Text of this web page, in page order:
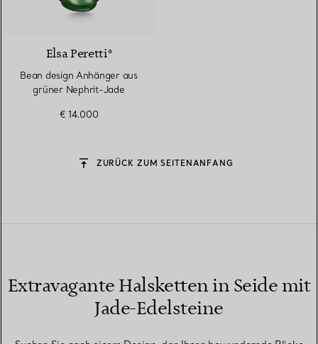
Elsa Peretti®
Bean design Anhänger aus
grüner Nephrit-Jade
€ 14.000
ZURÜCK ZUM SEITENANFANG
Extravagante Halsketten in Seide mit
Jade-Edelsteine